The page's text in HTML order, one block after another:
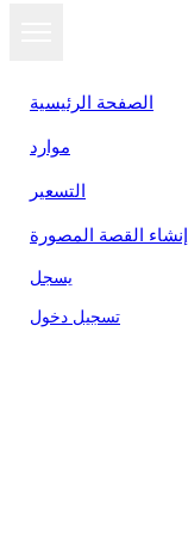
الصفحة الرئيسية
موارد
التسعير
إنشاء القصة المصورة
يسجل
تسجيل دخول